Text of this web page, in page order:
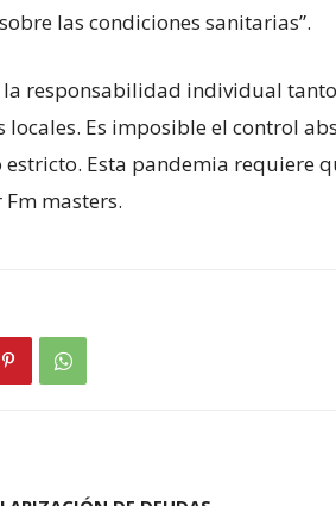
las condiciones sanitarias”.
la responsabilidad individual
locales. Es imposible el control
Esta pandemia requiere
masters.